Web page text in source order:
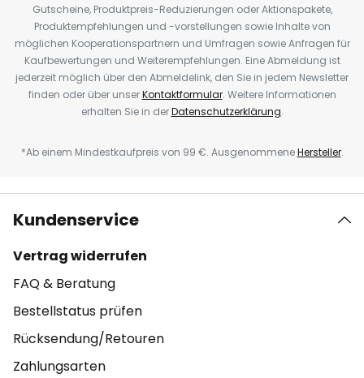
Gutscheine, Produktpreis-Reduzierungen oder Aktionspakete,
Produktempfehlungen und -vorstellungen sowie Inhalte von
möglichen Kooperationspartnern und Umfragen sowie Anfragen für
Kaufbewertungen und Weiterempfehlungen. Eine Abmeldung ist
jederzeit möglich über den Abmeldelink, den Sie in jedem Newsletter
finden oder über unserKontaktformular. Weitere Informationen
erhalten Sie in derDatenschutzerklärung.
*Ab einem Mindestkaufpreis von 99 €. AusgenommeneHersteller.
Kundenservice
Vertrag widerrufen
FAQ & Beratung
Bestellstatus prüfen
Rücksendung/Retouren
Zahlungsarten